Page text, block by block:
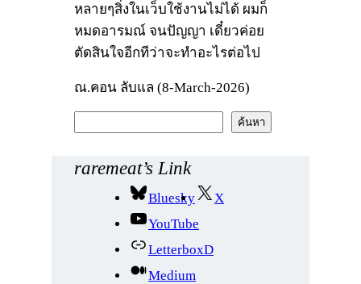
หลายๆสิ่งในเว็บใช้งานไม่ได้ ผมก็
หมดอารมณ์ จนปัญญา เดี๋ยวค่อย
ตัดสินใจอีกทีว่าจะทำอะไรต่อไป
ณ.คอน ลับแล (8-March-2026)
ห
ค้นหา
raremeat’s Link
Bluesky
X
YouTube
LetterboxD
Medium